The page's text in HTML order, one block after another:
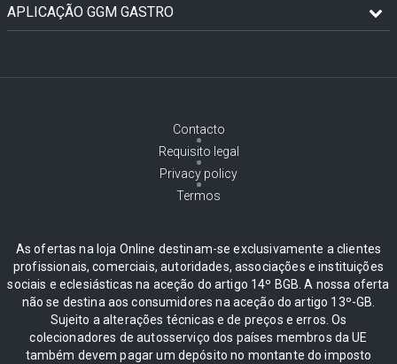
APLICAÇÃO GGM GASTRO
Contacto
Requisito legal
Privacy policy
Termos
As ofertas na loja Online destinam-se exclusivamente a clientes
profissionais, comerciais, autoridades, associações e instituições
sociais e eclesiásticas na aceção do artigo 14º BGB. A nossa oferta
não se destina aos consumidores na aceção do artigo 13º-GB.
Sujeito a alterações técnicas e de preços e erros. Os
colecionadores de autosserviço dos países membros da UE
também devem pagar um depósito no montante do imposto